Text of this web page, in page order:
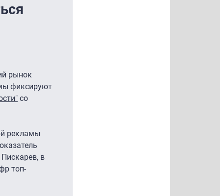
рынок
фиксируют
со
рекламы
в
топ-